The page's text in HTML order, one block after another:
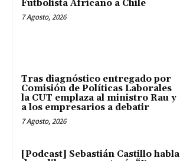
Futbolista Africano a Chile
7 Agosto, 2026
Tras diagnóstico entregado por
Comisión de Políticas Laborales
la CUT emplaza al ministro Rau y
a los empresarios a debatir
7 Agosto, 2026
[Podcast] Sebastián Castillo habla